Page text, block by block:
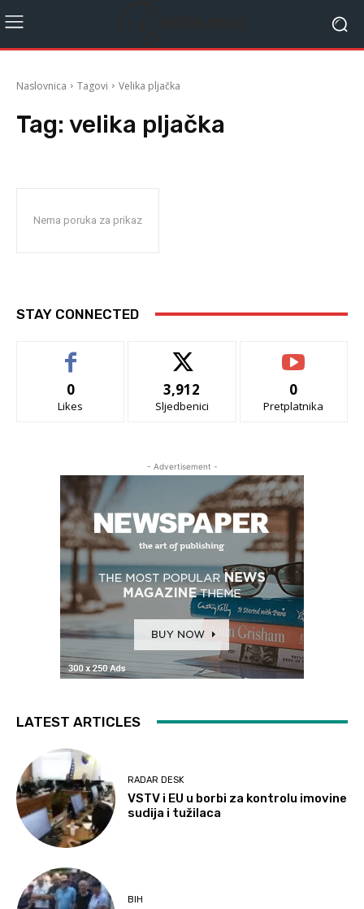
Naslovnica Tagovi Velika pljačka
Tag: velika pljačka
Nema poruka za prikaz
STAY CONNECTED
0
Likes
3,912
Sljedbenici
0
Pretplatnika
- Advertisement -
LATEST ARTICLES
RADAR DESK
VSTV i EU u borbi za kontrolu imovine
sudija i tužilaca
BIH